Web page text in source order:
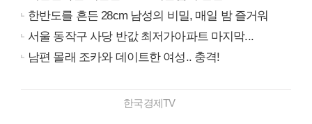
한반도를 흔든 28cm 남성의 비밀, 매일 밤 즐거워
서울 동작구 사당 반값 최저가아파트 마지막...
남편 몰래 조카와 데이트한 여성.. 충격!
한국경제TV